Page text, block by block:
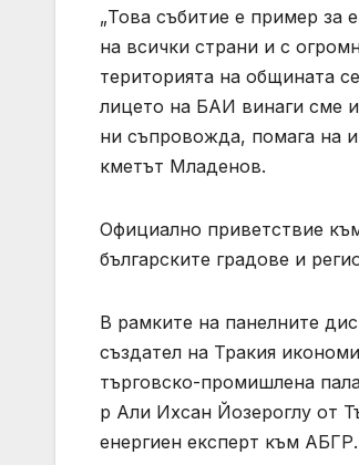
„Това събитие е пример за
на всички страни и с
територията на общината
лицето на БАИ винаги сме
ни съпровожда, помага на
кметът Младенов.
Официално приветствие
българските градове и
В рамките на панелните
създател на Тракия
търговско-промишлена
р Али Ихсан Йозероглу от
енергиен експерт към АБГР.